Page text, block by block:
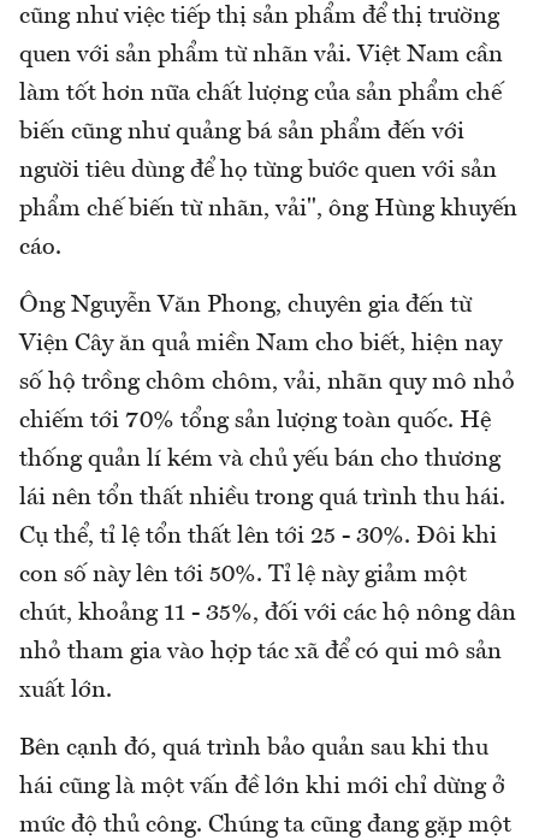
cũng như việc tiếp thị sản phẩm để thị trường
quen với sản phẩm từ nhãn vải. Việt Nam cần
làm tốt hơn nữa chất lượng của sản phẩm chế
biến cũng như quảng bá sản phẩm đến với
người tiêu dùng để họ từng bước quen với sản
phẩm chế biến từ nhãn, vải", ông Hùng khuyến
cáo.
Ông Nguyễn Văn Phong, chuyên gia đến từ
Viện Cây ăn quả miền Nam cho biết, hiện nay
số hộ trồng chôm chôm, vải, nhãn quy mô nhỏ
chiếm tới 70% tổng sản lượng toàn quốc. Hệ
thống quản lí kém và chủ yếu bán cho thương
lái nên tổn thất nhiều trong quá trình thu hái.
Cụ thể, tỉ lệ tổn thất lên tới 25 - 30%. Đôi khi
con số này lên tới 50%. Tỉ lệ này giảm một
chút, khoảng 11 - 35%, đối với các hộ nông dân
nhỏ tham gia vào hợp tác xã để có qui mô sản
xuất lớn.
Bên cạnh đó, quá trình bảo quản sau khi thu
hái cũng là một vấn đề lớn khi mới chỉ dừng ở
mức độ thủ công. Chúng ta cũng đang gặp một